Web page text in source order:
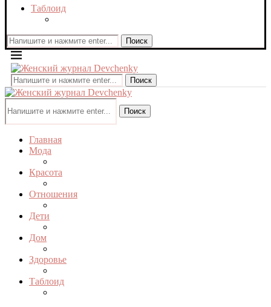
Таблоид
Поиск
Поиск
Поиск
Главная
Мода
Красота
Отношения
Дети
Дом
Здоровье
Таблоид